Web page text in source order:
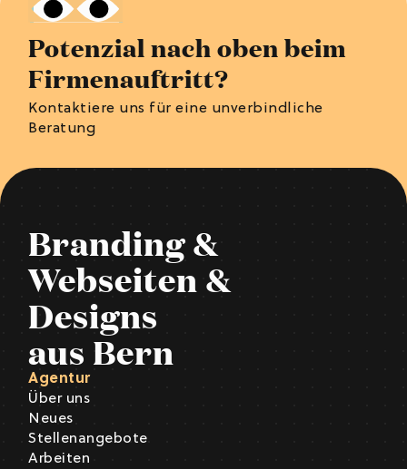
Potenzial nach oben beim
Firmenauftritt?
Kontaktiere uns für eine unverbindliche
Beratung
Branding &
Webseiten &
Designs
aus Bern
Agentur
Über uns
Neues
Stellenangebote
Arbeiten